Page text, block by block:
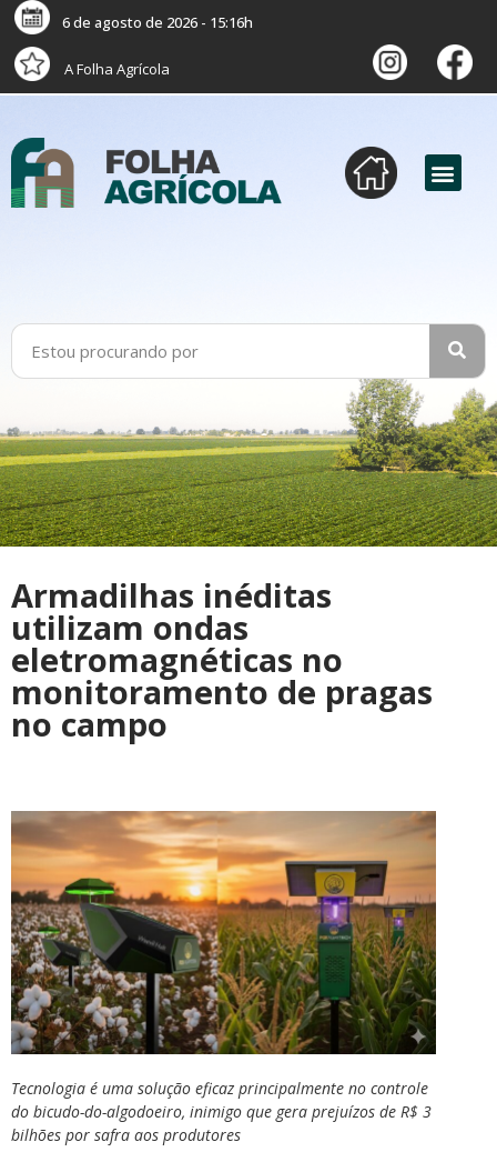
6 de agosto de 2026 - 15:16h
A Folha Agrícola
Armadilhas inéditas
utilizam ondas
eletromagnéticas no
monitoramento de pragas
no campo
Tecnologia é uma solução eficaz principalmente no controle
do bicudo-do-algodoeiro, inimigo que gera prejuízos de R$ 3
bilhões por safra aos produtores